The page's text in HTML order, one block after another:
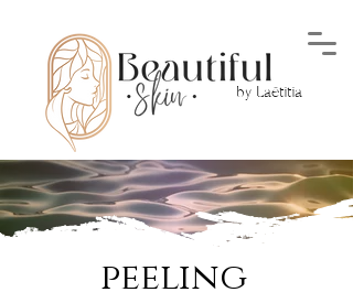
by Laëtitia
peeling